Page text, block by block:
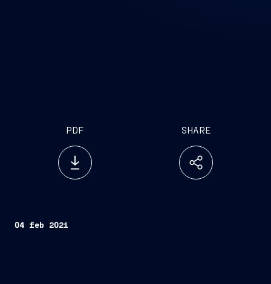
PDF SHARE
04 feb 2021